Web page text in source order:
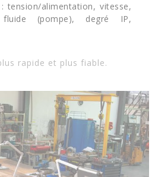
tension/alimentation, vitesse,
(pompe), degré IP,
rapide et plus fiable.